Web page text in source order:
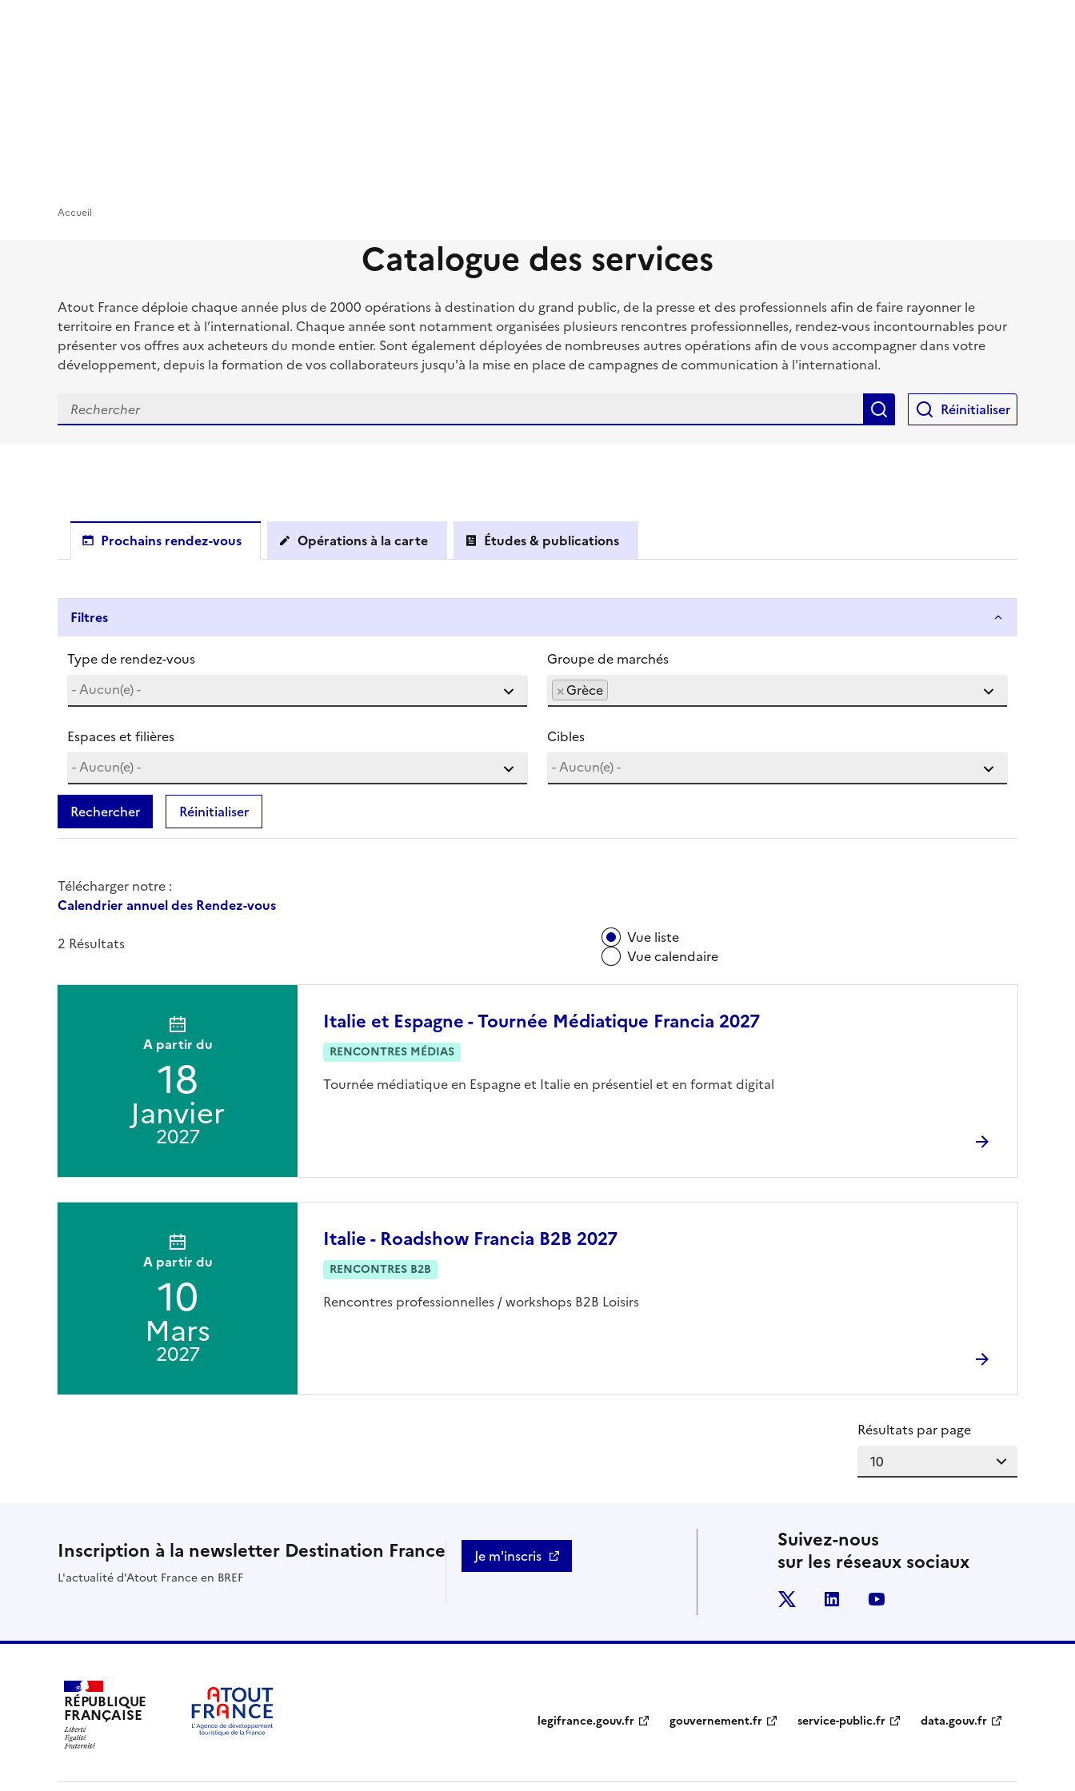
Accueil
Catalogue des services
Atout France déploie chaque année plus de 2000 opérations à destination du grand public, de la presse et des professionnels afin de faire rayonner le
territoire en France et à l’international. Chaque année sont notamment organisées plusieurs rencontres professionnelles, rendez-vous incontournables pour
présenter vos offres aux acheteurs du monde entier. Sont également déployées de nombreuses autres opérations afin de vous accompagner dans votre
développement, depuis la formation de vos collaborateurs jusqu'à la mise en place de campagnes de communication à l'international.
RechercherRéinitialiser
Prochains rendez-vous Opérations à la carte Études & publications
Filtres
Type de rendez-vous
Groupe de marchés
×Grèce
Espaces et filières Cibles
Rechercher Réinitialiser
Télécharger notre :
Calendrier annuel des Rendez-vous
2 Résultats
Vue liste
Vue calendaire
Italie et Espagne - Tournée Médiatique Francia 2027
RENCONTRES MÉDIAS
Tournée médiatique en Espagne et Italie en présentiel et en format digital
A partir du
18
Janvier
2027
Italie - Roadshow Francia B2B 2027
RENCONTRES B2B
Rencontres professionnelles / workshops B2B Loisirs
A partir du
10
Mars
2027
Résultats par page
Inscription à la newsletter Destination France
L'actualité d'Atout France en BREF
Je m'inscris
Suivez-nous
sur les réseaux sociaux
linkedin
RÉPUBLIQUE
FRANÇAISE legifrance.gouv.fr gouvernement.fr service-public.fr data.gouv.fr